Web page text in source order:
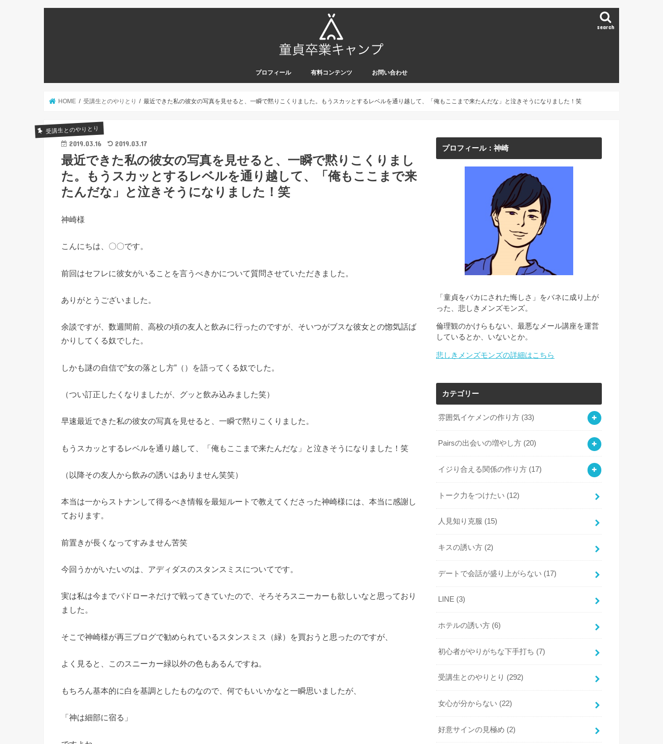
search
プロフィール 有料コンテンツ お問い合わせ
HOME 受講生とのやりとり 最近できた私の彼女の写真を見せると、一瞬で黙りこくりました。もうスカッとするレベルを通り越して、「俺もここまで来たんだな」と泣きそうになりました！笑
受講生とのやりとり
2019.03.16 2019.03.17
最近できた私の彼女の写真を見せると、一瞬で黙りこくりまし
た。もうスカッとするレベルを通り越して、「俺もここまで来
たんだな」と泣きそうになりました！笑
神崎様
こんにちは、〇〇です。
前回はセフレに彼女がいることを言うべきかについて質問させていただきました。
ありがとうございました。
余談ですが、数週間前、高校の頃の友人と飲みに行ったのですが、そいつがブスな彼女との惚気話ば
かりしてくる奴でした。
しかも謎の自信で”女の落とし方”（）を語ってくる奴でした。
（つい訂正したくなりましたが、グッと飲み込みました笑）
早速最近できた私の彼女の写真を見せると、一瞬で黙りこくりました。
もうスカッとするレベルを通り越して、「俺もここまで来たんだな」と泣きそうになりました！笑
（以降その友人から飲みの誘いはありません笑笑）
本当は一からストナンして得るべき情報を最短ルートで教えてくださった神崎様には、本当に感謝し
ております。
前置きが長くなってすみません苦笑
今回うかがいたいのは、アディダスのスタンスミスについてです。
実は私は今までパドローネだけで戦ってきていたので、そろそろスニーカーも欲しいなと思っており
ました。
そこで神崎様が再三ブログで勧められているスタンスミス（緑）を買おうと思ったのですが、
よく見ると、このスニーカー緑以外の色もあるんですね。
もちろん基本的に白を基調としたものなので、何でもいいかなと一瞬思いましたが、
「神は細部に宿る」
プロフィール：神崎
「童貞をバカにされた悔しさ」をバネに成り上が
った、悲しきメンズモンズ。
倫理観のかけらもない、最悪なメール講座を運営
しているとか、いないとか。
悲しきメンズモンズの詳細はこちら
カテゴリー
雰囲気イケメンの作り方 (33)
Pairsの出会いの増やし方 (20)
イジり合える関係の作り方 (17)
トーク力をつけたい (12)
人見知り克服 (15)
キスの誘い方 (2)
デートで会話が盛り上がらない (17)
LINE (3)
ホテルの誘い方 (6)
初心者がやりがちな下手打ち (7)
受講生とのやりとり (292)
女心が分からない (22)
好意サインの見極め (2)